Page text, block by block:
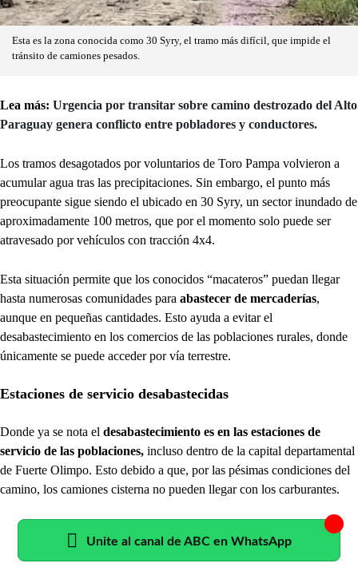
Esta es la zona conocida como 30 Syry, el tramo más difícil, que impide el
tránsito de camiones pesados.
Lea más: Urgencia por transitar sobre camino destrozado del Alto
Paraguay genera conflicto entre pobladores y conductores.
Los tramos desagotados por voluntarios de Toro Pampa volvieron a
acumular agua tras las precipitaciones. Sin embargo, el punto más
preocupante sigue siendo el ubicado en 30 Syry, un sector inundado de
aproximadamente 100 metros, que por el momento solo puede ser
atravesado por vehículos con tracción 4x4.
Esta situación permite que los conocidos “macateros” puedan llegar
hasta numerosas comunidades para abastecer de mercaderías,
aunque en pequeñas cantidades. Esto ayuda a evitar el
desabastecimiento en los comercios de las poblaciones rurales, donde
únicamente se puede acceder por vía terrestre.
Estaciones de servicio desabastecidas
Donde ya se nota el desabastecimiento es en las estaciones de
servicio de las poblaciones, incluso dentro de la capital departamental
de Fuerte Olimpo. Esto debido a que, por las pésimas condiciones del
camino, los camiones cisterna no pueden llegar con los carburantes.
Unite al canal de ABC en WhatsApp